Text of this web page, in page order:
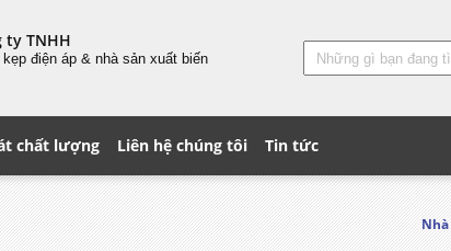
ty TNHH
điện áp & nhà sản xuất biến
chất lượng Liên hệ chúng tôi Tin tức
Nhà